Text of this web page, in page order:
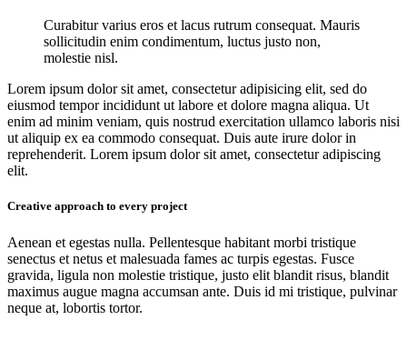
Curabitur varius eros et lacus rutrum consequat. Mauris
sollicitudin enim condimentum, luctus justo non,
molestie nisl.
Lorem ipsum dolor sit amet, consectetur adipisicing elit, sed do
eiusmod tempor incididunt ut labore et dolore magna aliqua. Ut
enim ad minim veniam, quis nostrud exercitation ullamco laboris nisi
ut aliquip ex ea commodo consequat. Duis aute irure dolor in
reprehenderit. Lorem ipsum dolor sit amet, consectetur adipiscing
elit.
Creative approach to every project
Aenean et egestas nulla. Pellentesque habitant morbi tristique
senectus et netus et malesuada fames ac turpis egestas. Fusce
gravida, ligula non molestie tristique, justo elit blandit risus, blandit
maximus augue magna accumsan ante. Duis id mi tristique, pulvinar
neque at, lobortis tortor.